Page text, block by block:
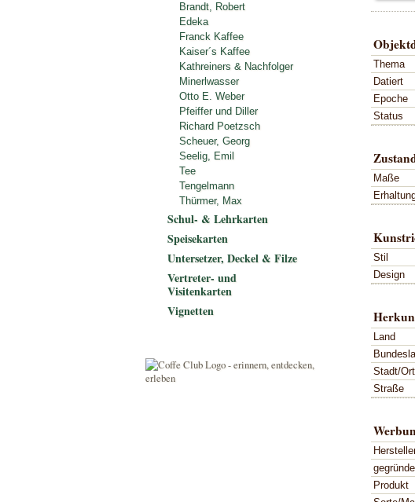
Thema
Datiert
Epoche
Status
Maße
Stil
Design
Land
Stadt/
Straße
Produkt
Brandt, Robert
Edeka
Franck Kaffee
Kaiser´s Kaffee
Kathreiners & Nachfolger
Minerlwasser
Otto E. Weber
Pfeiffer und Diller
Richard Poetzsch
Scheuer, Georg
Seelig, Emil
Tee
Tengelmann
Thürmer, Max
Schul- & Lehrkarten
Speisekarten
Untersetzer, Deckel & Filze
Vertreter- und
Visitenkarten
Vignetten